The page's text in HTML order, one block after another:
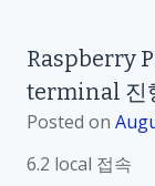
l
o
c
a
l
a
s
p
e
Raspberry
terminal 진
Posted on
6.2 local 접속